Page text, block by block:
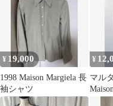
¥ 19,000
1998 Maison Margiela 長
袖シャツ
¥
マル
ツワ